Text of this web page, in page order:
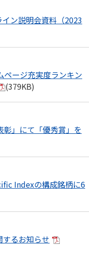
ン説明会資料（2023
ページ充実度ランキン
(379KB)
」にて「優秀賞」を
Indexの構成銘柄に6
るお知らせ